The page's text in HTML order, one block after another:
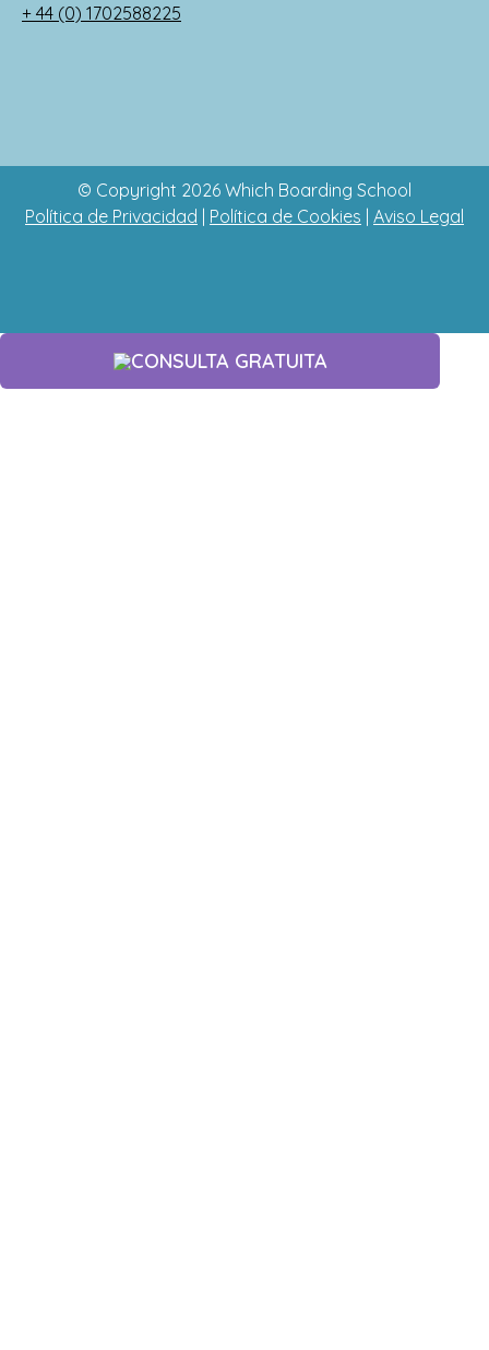
+ 44 (0) 1702588225
© Copyright 2026 Which Boarding School
Política de Privacidad
Política de Cookies Aviso Legal
CONSULTA GRATUITA